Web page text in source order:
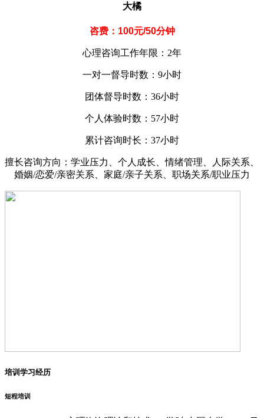
大橘
咨费：100元/50分钟
心理咨询工作年限：2年
一对一督导时数：9小时
团体督导时数：36小时
个人体验时数：57小时
累计咨询时长：37小时
擅长咨询方向：学业压力、个人成长、情绪管理、人际关系、
婚姻/恋爱/亲密关系、家庭/亲子关系、职场关系/职业压力
培训学习经历
短程培训